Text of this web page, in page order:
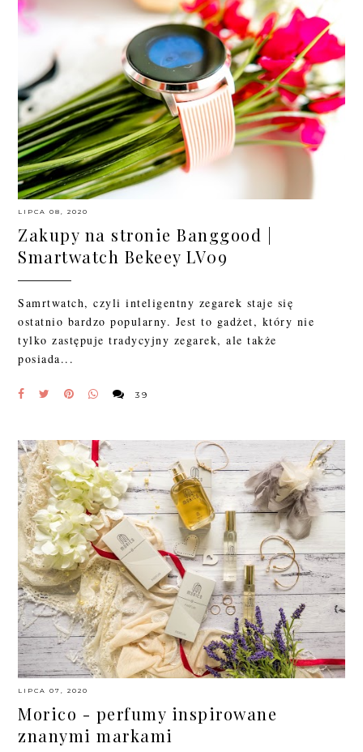
LIPCA 08, 2020
Zakupy na stronie Banggood |
Smartwatch Bekeey LV09
Samrtwatch, czyli inteligentny zegarek staje się
ostatnio bardzo popularny. Jest to gadżet, który nie
tylko zastępuje tradycyjny zegarek, ale także
posiada...
39
LIPCA 07, 2020
Morico - perfumy inspirowane
znanymi markami